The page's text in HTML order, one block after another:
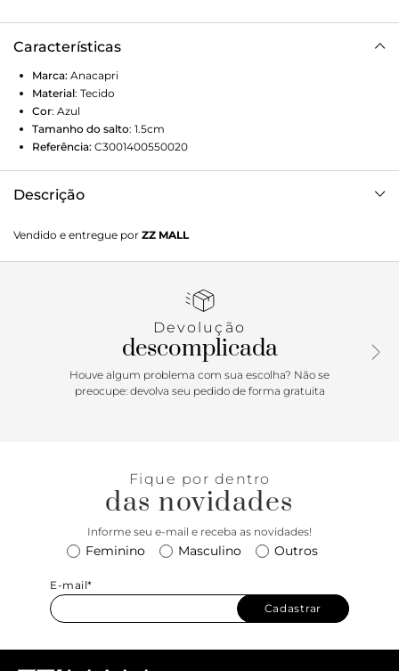
Características
Marca: Anacapri
Material: Tecido
Cor: Azul
Tamanho do salto: 1.5cm
Referência: C3001400550020
Descrição
em manta brilhosa da cor do modelo cruzadas sobre o
peito do pé. Solado rasteiro emborrachado e palmilha
laterais e calcanhar à mostra.
Porque Apostar: O toque glam que os seus looks precisam
chegou! Fresca, leve e estilosa, a rasteira ANACAPRI é
aquele item curinga para todas as horas. Versátil e fácil de
calçar, ela é puro estilo, funcionando bem na hora de
Vendido e entregue por ZZ MALL
Devolução
descomplicada
Houve algum problema com sua escolha? Não se
preocupe: devolva seu pedido de forma gratuita
Fique por dentro
das novidades
Informe seu e-mail e receba as novidades!
Feminino Masculino Outros
E-mail*
Cadastrar